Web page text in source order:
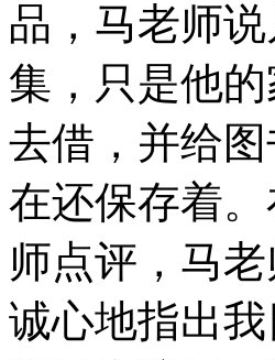
品，马老师
集，只是他
去借，并给
在还保存着
师点评，马
诚心地指出